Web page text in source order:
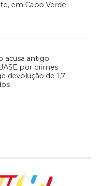
em Cabo Verde
acusa antigo
por crimes
devolução de 1,7